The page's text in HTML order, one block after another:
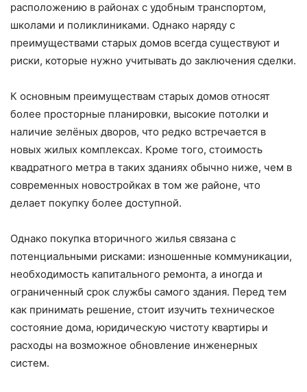
расположению в районах с удобным транспортом,
школами и поликлиниками. Однако наряду с
преимуществами старых домов всегда существуют и
риски, которые нужно учитывать до заключения сделки.
К основным преимуществам старых домов относят
более просторные планировки, высокие потолки и
наличие зелёных дворов, что редко встречается в
новых жилых комплексах. Кроме того, стоимость
квадратного метра в таких зданиях обычно ниже, чем в
современных новостройках в том же районе, что
делает покупку более доступной.
Однако покупка вторичного жилья связана с
потенциальными рисками: изношенные коммуникации,
необходимость капитального ремонта, а иногда и
ограниченный срок службы самого здания. Перед тем
как принимать решение, стоит изучить техническое
состояние дома, юридическую чистоту квартиры и
расходы на возможное обновление инженерных
систем.